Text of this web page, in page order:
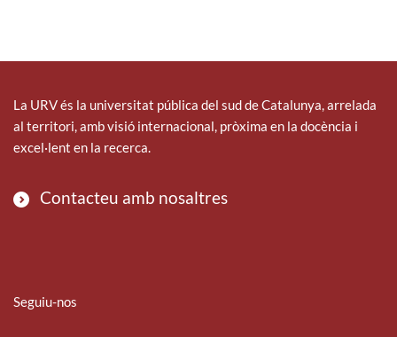
La URV és la universitat pública del sud de Catalunya, arrelada
al territori, amb visió internacional, pròxima en la docència i
excel·lent en la recerca.
Contacteu amb nosaltres
Seguiu-nos